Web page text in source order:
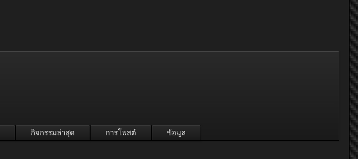
กิจกรรมล่าสุด การโพสต์ ข้อมูล